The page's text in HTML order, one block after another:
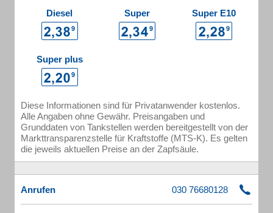
Diesel Super Super E10
Super plus
Diese Informationen sind für Privatanwender kostenlos.
Alle Angaben ohne Gewähr. Preisangaben und
Grunddaten von Tankstellen werden bereitgestellt von der
Markttransparenzstelle für Kraftstoffe (MTS-K). Es gelten
die jeweils aktuellen Preise an der Zapfsäule.
Anrufen